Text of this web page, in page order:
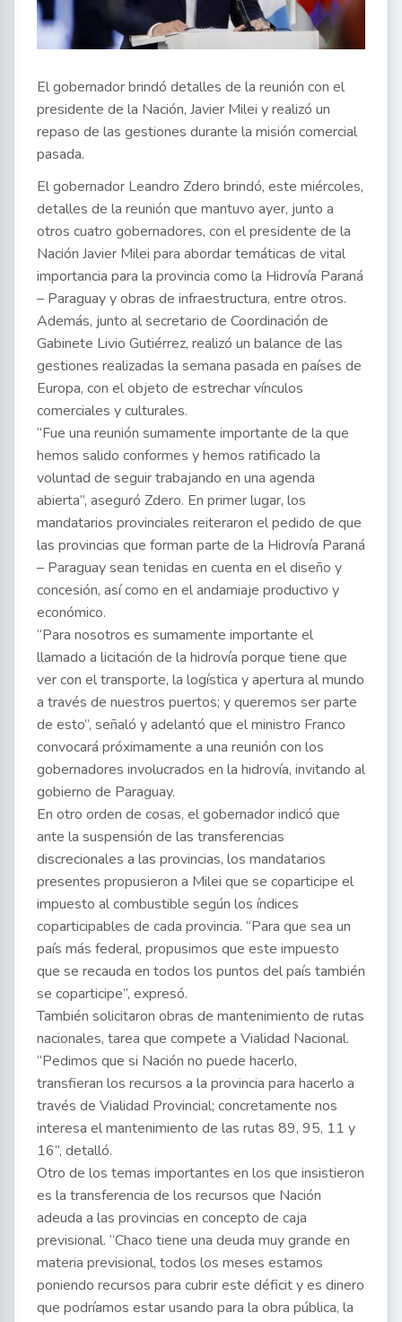
El gobernador brindó detalles de la reunión con el
presidente de la Nación, Javier Milei y realizó un
repaso de las gestiones durante la misión comercial
pasada.
El gobernador Leandro Zdero brindó, este miércoles,
detalles de la reunión que mantuvo ayer, junto a
otros cuatro gobernadores, con el presidente de la
Nación Javier Milei para abordar temáticas de vital
importancia para la provincia como la Hidrovía Paraná
– Paraguay y obras de infraestructura, entre otros.
Además, junto al secretario de Coordinación de
Gabinete Livio Gutiérrez, realizó un balance de las
gestiones realizadas la semana pasada en países de
Europa, con el objeto de estrechar vínculos
comerciales y culturales.
“Fue una reunión sumamente importante de la que
hemos salido conformes y hemos ratificado la
voluntad de seguir trabajando en una agenda
abierta”, aseguró Zdero. En primer lugar, los
mandatarios provinciales reiteraron el pedido de que
las provincias que forman parte de la Hidrovía Paraná
– Paraguay sean tenidas en cuenta en el diseño y
concesión, así como en el andamiaje productivo y
económico.
“Para nosotros es sumamente importante el
llamado a licitación de la hidrovía porque tiene que
ver con el transporte, la logística y apertura al mundo
a través de nuestros puertos; y queremos ser parte
de esto”, señaló y adelantó que el ministro Franco
convocará próximamente a una reunión con los
gobernadores involucrados en la hidrovía, invitando al
gobierno de Paraguay.
En otro orden de cosas, el gobernador indicó que
ante la suspensión de las transferencias
discrecionales a las provincias, los mandatarios
presentes propusieron a Milei que se coparticipe el
impuesto al combustible según los índices
coparticipables de cada provincia. “Para que sea un
país más federal, propusimos que este impuesto
que se recauda en todos los puntos del país también
se coparticipe”, expresó.
También solicitaron obras de mantenimiento de rutas
nacionales, tarea que compete a Vialidad Nacional.
“Pedimos que si Nación no puede hacerlo,
transfieran los recursos a la provincia para hacerlo a
través de Vialidad Provincial; concretamente nos
interesa el mantenimiento de las rutas 89, 95, 11 y
16”, detalló.
Otro de los temas importantes en los que insistieron
es la transferencia de los recursos que Nación
adeuda a las provincias en concepto de caja
previsional. “Chaco tiene una deuda muy grande en
materia previsional, todos los meses estamos
poniendo recursos para cubrir este déficit y es dinero
que podríamos estar usando para la obra pública, la